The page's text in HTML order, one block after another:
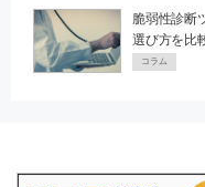
脆弱性診断
選び方を比
コラム